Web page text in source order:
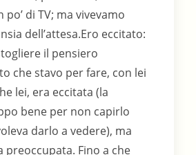
di TV; ma vivevamo
dell’attesa.Ero eccitato:
il pensiero
che stavo per fare, con lei
lei, era eccitata (la
bene per non capirlo
darlo a vedere), ma
Fino a che